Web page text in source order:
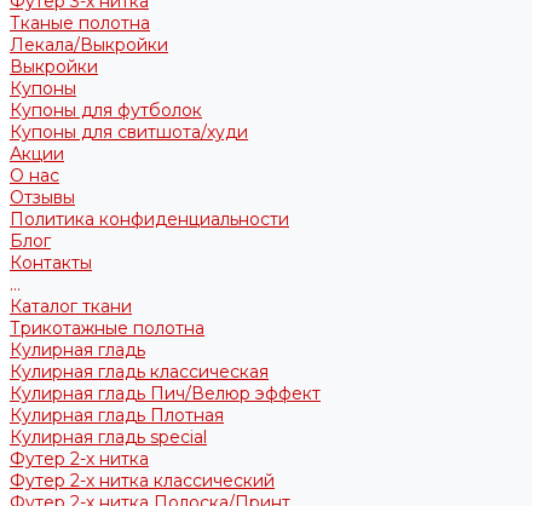
Тканые полотна
Лекала/Выкройки
Выкройки
Купоны
Купоны для футболок
Купоны для свитшота/худи
Акции
О нас
Отзывы
Политика конфиденциальности
Блог
Контакты
...
Каталог ткани
Трикотажные полотна
Кулирная гладь
Кулирная гладь классическая
Кулирная гладь Пич/Велюр эффект
Кулирная гладь Плотная
Кулирная гладь special
Футер 2-х нитка
Футер 2-х нитка классический